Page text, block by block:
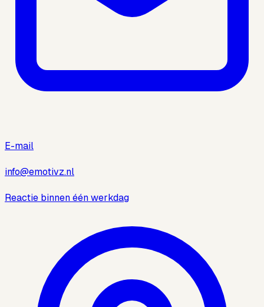
E-mail
info@emotivz.nl
Reactie binnen één werkdag